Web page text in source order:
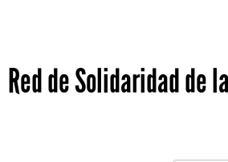
Red de Solidaridad de